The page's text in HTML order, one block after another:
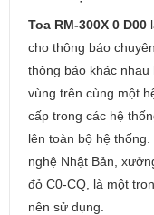
Toa RM-300X 0 D00
cho thông báo
thông báo khác
vùng trên cùng một
cấp trong các hệ
lên toàn bộ hệ
nghệ Nhật Bản,
đỏ C0-CQ, là một
nên sử dụng.